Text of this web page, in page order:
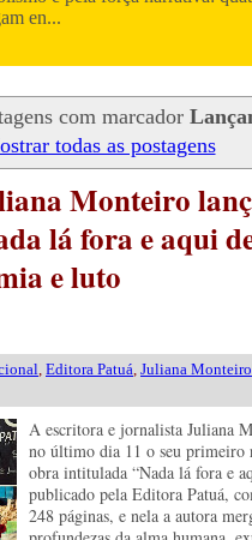
en...
com marcador
todas as postagens
Monteiro
lá fora e aqui
e luto
Editora Patuá Juliana Monteiro
A escritora e jornalista Juliana
no último dia 11 o seu primeiro
obra intitulada “Nada lá fora e
publicado pela Editora Patuá,
248 páginas, e nela a autora